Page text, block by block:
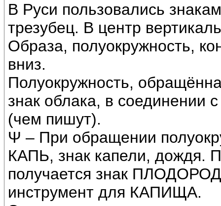
В Руси пользовались
трезубец. В центр
Образа, полуокружность,
вниз.
Полуокружность,
знак облака, в соединении
(чем пишут).
Ψ – При обращении
КАПЬ, знак капели, дождя.
получается знак
инструмент для КАПИЩА.